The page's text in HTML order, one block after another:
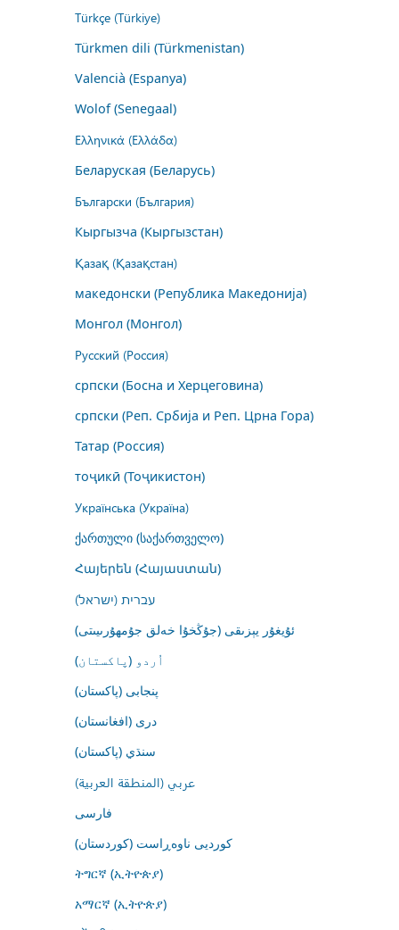
Türkçe (Türkiye)
Türkmen dili (Türkmenistan)
Valencià (Espanya)
Wolof (Senegaal)
Ελληνικά (Ελλάδα)
Беларуская (Беларусь)
Български (България)
Кыргызча (Кыргызстан)
Қазақ (Қазақстан)
македонски (Република Македонија)
Монгол (Монгол)
Русский (Россия)
српски (Босна и Херцеговина)
српски (Реп. Србија и Реп. Црна Гора)
Татар (Россия)
тоҷикӣ (Тоҷикистон)
Українська (Україна)
ქართული (საქართველო)
Հայերեն (Հայաստան)
עברית (ישראל)
ئۇيغۇر يېزىقى (جۇڭخۇا خەلق جۇمھۇرىيىتى)
اُردو (پاکستان)
پنجابی (پاکستان)
درى (افغانستان)
سنڌي (پاکستان)
عربي (المنطقة العربية)
فارسى
کوردیی ناوەڕاست (کوردستان)
ትግርኛ (ኢትዮጵያ)
አማርኛ (ኢትዮጵያ)